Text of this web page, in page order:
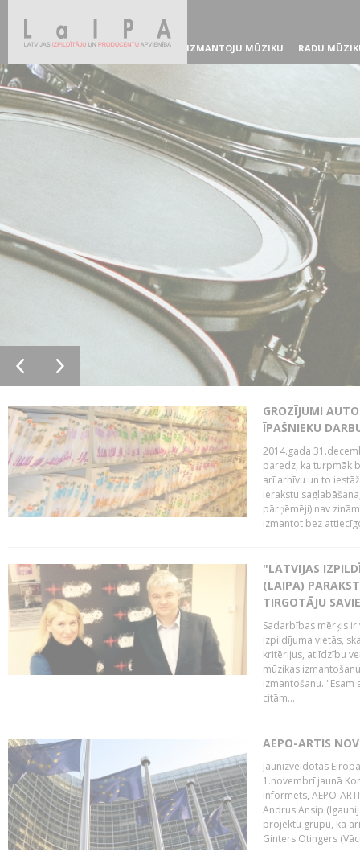
IZMANTOJU MŪZIKU RADU
GROZĪJUMI
ĪPAŠNIEKU
2014.gada
paredz, ka turpmāk
arī arhīvu un to
ierakstu
pārņēmēji) nav
izmantot bez
"LATVIJAS
(LAIPA)
TIRGOTĀJU
Sadarbības mērķis
izpildījuma vietās,
kritērijus, atlīdzību
mūzikas
izmantošanu.
citām...
AEPO-ARTIS
Jaunizveidotās
1.novembrī jaunā
informēts, AEPO-
Andrus Ansip
projektu grupu, kā
Ginters Otingers